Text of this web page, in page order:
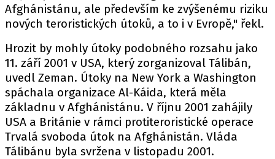
Afghánistánu, ale především ke zvýšenému riziku
nových teroristických útoků, a to i v Evropě," řekl.
Hrozit by mohly útoky podobného rozsahu jako
11. září 2001 v USA, který zorganizoval Tálibán,
uvedl Zeman. Útoky na New York a Washington
spáchala organizace Al-Káida, která měla
základnu v Afghánistánu. V říjnu 2001 zahájily
USA a Británie v rámci protiteroristické operace
Trvalá svoboda útok na Afghánistán. Vláda
Tálibánu byla svržena v listopadu 2001.